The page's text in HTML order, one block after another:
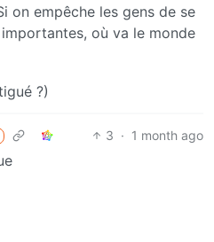
on empêche les gens de se
où va le monde
?)
3 · 1 month ago